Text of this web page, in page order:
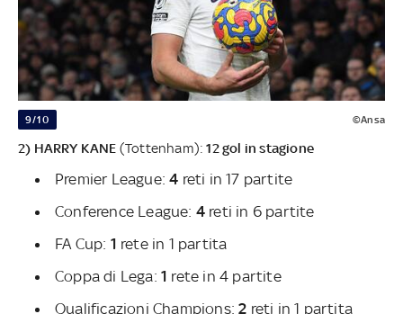
9/10 ©Ansa
2) HARRY KANE (Tottenham): 12 gol in stagione
Premier League:4 reti in 17 partite
Conference League: 4 reti in 6 partite
FA Cup: 1 rete in 1 partita
Coppa di Lega: 1 rete in 4 partite
Qualificazioni Champions:2 reti in 1 partita